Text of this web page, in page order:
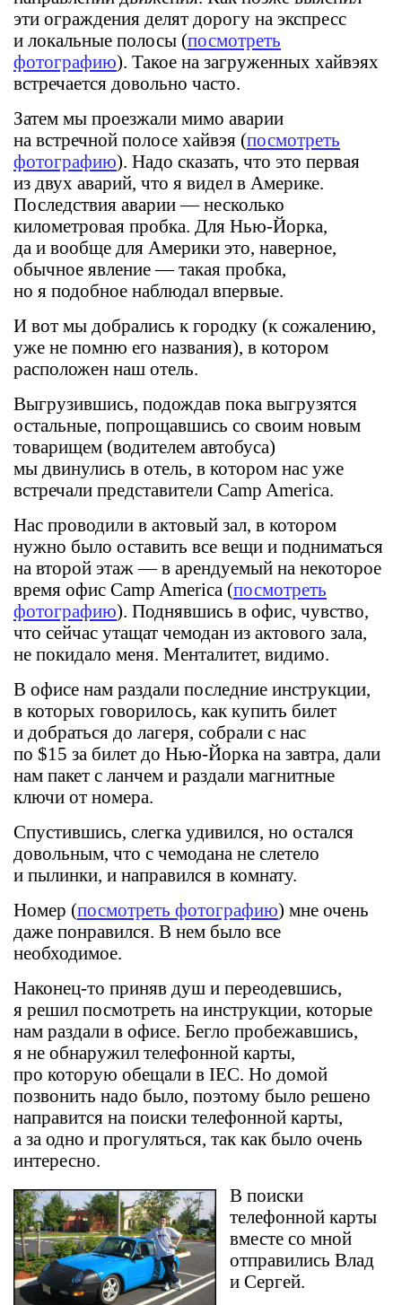
эти ограждения делят дорогу на экспресс
и локальные полосы (посмотреть
фотографию). Такое на загруженных хайвэях
встречается довольно часто.
Затем мы проезжали мимо аварии
на встречной полосе хайвэя (посмотреть
фотографию). Надо сказать, что это первая
из двух аварий, что я видел в Америке.
Последствия аварии — несколько
километровая пробка. Для Нью-Йорка,
да и вообще для Америки это, наверное,
обычное явление — такая пробка,
но я подобное наблюдал впервые.
И вот мы добрались к городку (к сожалению,
уже не помню его названия), в котором
расположен наш отель.
Выгрузившись, подождав пока выгрузятся
остальные, попрощавшись со своим новым
товарищем (водителем автобуса)
мы двинулись в отель, в котором нас уже
встречали представители Camp America.
Нас проводили в актовый зал, в котором
нужно было оставить все вещи и подниматься
на второй этаж — в арендуемый на некоторое
время офис Camp America (посмотреть
фотографию). Поднявшись в офис, чувство,
что сейчас утащат чемодан из актового зала,
не покидало меня. Менталитет, видимо.
В офисе нам раздали последние инструкции,
в которых говорилось, как купить билет
и добраться до лагеря, собрали с нас
по $15 за билет до Нью-Йорка на завтра, дали
нам пакет с ланчем и раздали магнитные
ключи от номера.
Спустившись, слегка удивился, но остался
довольным, что с чемодана не слетело
и пылинки, и направился в комнату.
Номер (посмотреть фотографию) мне очень
даже понравился. В нем было все
необходимое.
Наконец-то приняв душ и переодевшись,
я решил посмотреть на инструкции, которые
нам раздали в офисе. Бегло пробежавшись,
я не обнаружил телефонной карты,
про которую обещали в IEC. Но домой
позвонить надо было, поэтому было решено
направится на поиски телефонной карты,
а за одно и прогуляться, так как было очень
интересно.
В поиски
телефонной карты
вместе со мной
отправились Влад
и Сергей.